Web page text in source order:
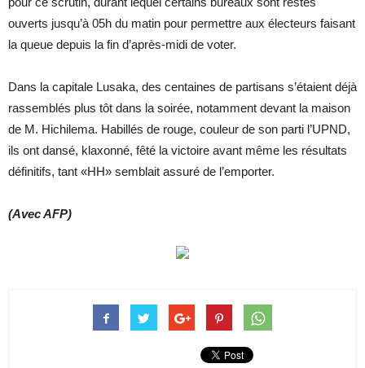
ouverts jusqu’à 05h du matin pour permettre aux électeurs faisant
la queue depuis la fin d’après-midi de voter.
Dans la capitale Lusaka, des centaines de partisans s’étaient déjà
rassemblés plus tôt dans la soirée, notamment devant la maison
de M. Hichilema. Habillés de rouge, couleur de son parti l’UPND,
ils ont dansé, klaxonné, fêté la victoire avant même les résultats
définitifs, tant «HH» semblait assuré de l’emporter.
(Avec AFP)